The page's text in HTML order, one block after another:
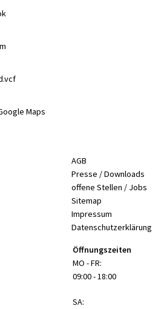
Maps
AGB
Presse / Downloads
offene Stellen / Jobs
Sitemap
Impressum
Datenschutzerklärung
Öffnungszeiten
MO - FR:
09:00 - 18:00
SA: